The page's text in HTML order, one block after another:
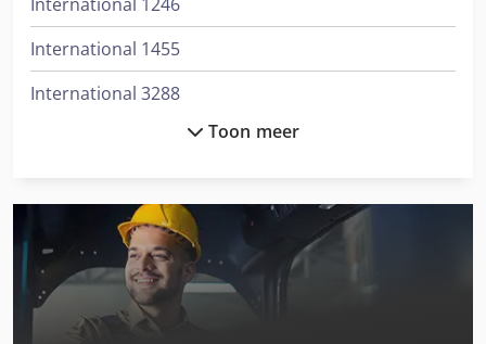
International 1455
International 3288
International 433
International 453
International 533
Toon meer